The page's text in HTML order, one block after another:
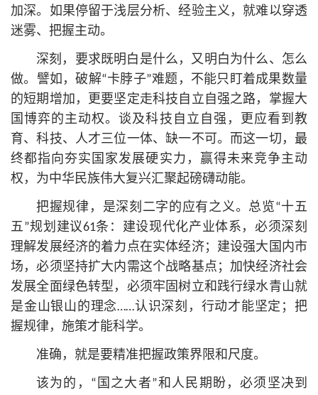
加深。如果停留于浅层分析、经验主义，就难以穿透
迷雾、把握主动。
深刻，要求既明白是什么，又明白为什么、怎么
做。譬如，破解“卡脖子”难题，不能只盯着成果数量
的短期增加，更要坚定走科技自立自强之路，掌握大
国博弈的主动权。谈及科技自立自强，更应看到教
育、科技、人才三位一体、缺一不可。而这一切，最
终都指向夯实国家发展硬实力，赢得未来竞争主动
权，为中华民族伟大复兴汇聚起磅礴动能。
把握规律，是深刻二字的应有之义。总览“十五
五”规划建议61条：建设现代化产业体系，必须深刻
理解发展经济的着力点在实体经济；建设强大国内市
场，必须坚持扩大内需这个战略基点；加快经济社会
发展全面绿色转型，必须牢固树立和践行绿水青山就
是金山银山的理念……认识深刻，行动才能坚定；把
握规律，施策才能科学。
准确，就是要精准把握政策界限和尺度。
该为的，“国之大者”和人民期盼，必须坚决到